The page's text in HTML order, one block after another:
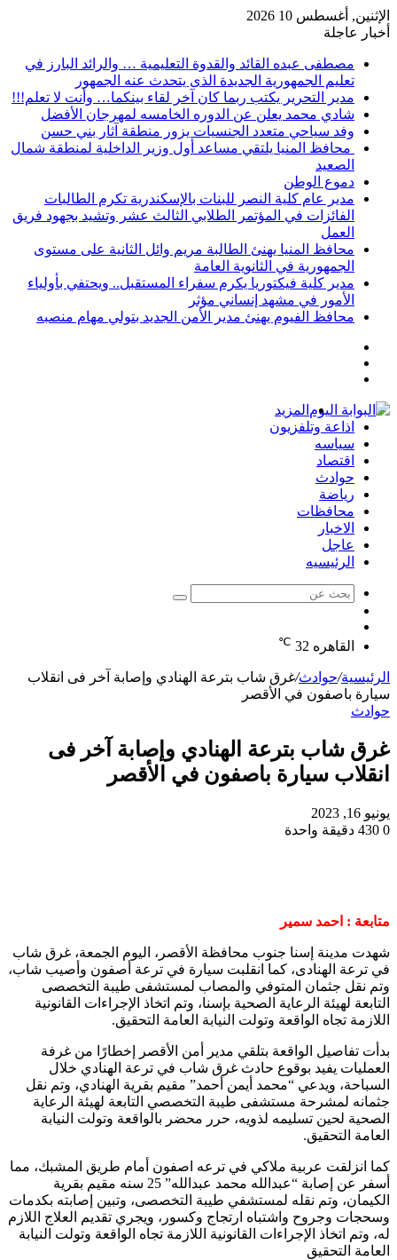
الإثنين, أغسطس 10 2026
أخبار عاجلة
مصطفى عبده القائد والقدوة التعليمية … والرائد البارز في
تعليم الجمهورية الجديدة الذى يتحدث عنه الجمهور
مدير التحرير يكتب ربما كان آخر لقاء بينكما… وأنت لا تعلم!!!
شادي محمد يعلن عن الدوره الخامسه لمهرجان الأفضل
وفد سياحي متعدد الجنسيات يزور منطقة آثار بني حسن
محافظ المنيا يلتقي مساعد أول وزير الداخلية لمنطقة شمال
الصعيد
دموع الوطن
مدير عام كلية النصر للبنات بالإسكندرية تكرم الطالبات
الفائزات في المؤتمر الطلابي الثالث عشر وتشيد بجهود فريق
العمل
محافظ المنيا يهنئ الطالبة مريم وائل الثانية على مستوى
الجمهورية في الثانوية العامة
مدير كلية فيكتوريا يكرم سفراء المستقبل.. ويحتفي بأولياء
الأمور في مشهد إنساني مؤثر
محافظ الفيوم يهنئ مدير الأمن الجديد بتولي مهام منصبه
المزيد
اذاعة وتلفزيون
سياسه
اقتصاد
حوادث
رياضة
محافظات
الاخبار
عاجل
الرئيسيه
بحث
عشوائي
القاهره 32
℃
الرئيسية/حوادث/غرق شاب بترعة الهنادي وإصابة آخر فى انقلاب
سيارة باصفون في الأقصر
حوادث
غرق شاب بترعة الهنادي وإصابة آخر فى
انقلاب سيارة باصفون في الأقصر
يونيو 16, 2023
0
دقيقة واحدة
متابعة : احمد سمير
شهدت مدينة إسنا جنوب محافظة الأقصر، اليوم الجمعة، غرق شاب
في ترعة الهنادى، كما انقلبت سيارة في ترعة أصفون وأصيب شاب،
وتم نقل جثمان المتوفي والمصاب لمستشفى طيبة التخصصى
التابعة لهيئة الرعاية الصحية بإسنا، وتم اتخاذ الإجراءات القانونية
اللازمة تجاه الواقعة وتولت النيابة العامة التحقيق.
بدأت تفاصيل الواقعة بتلقي مدير أمن الأقصر إخطارًا من غرفة
العمليات يفيد بوقوع حادث غرق شاب في ترعة الهنادي خلال
السباحة، ويدعي “محمد أيمن أحمد” مقيم بقرية الهنادي، وتم نقل
جثمانه لمشرحة مستشفى طيبة التخصصي التابعة لهيئة الرعاية
الصحية لحين تسليمه لذويه، حرر محضر بالواقعة وتولت النيابة
العامة التحقيق.
كما انزلقت عربية ملاكي في ترعه اصفون أمام طريق المشبك، مما
أسفر عن إصابة “عبدالله محمد عبدالله” 25 سنه مقيم بقرية
الكيمان، وتم نقله لمستشفي طيبة التخصصى، وتبين إصابته بكدمات
وسحجات وجروح واشتباه ارتجاج وكسور، ويجري تقديم العلاج اللازم
له، وتم اتخاذ الإجراءات القانونية اللازمة تجاه الواقعة وتولت النيابة
العامة التحقيق